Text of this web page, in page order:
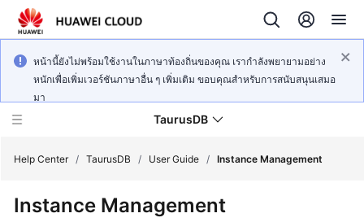
หน้านี้ยังไม่พร้อมใช้งานในภาษาท้องถิ่นของคุณ เรากำลังพยายามอย่าง
หนักเพื่อเพิ่มเวอร์ชันภาษาอื่น ๆ เพิ่มเติม ขอบคุณสำหรับการสนับสนุนเสมอ
มา
TaurusDB
Help Center / TaurusDB / User Guide / Instance Management
Instance Management